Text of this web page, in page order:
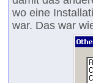
wo eine
war. Das war